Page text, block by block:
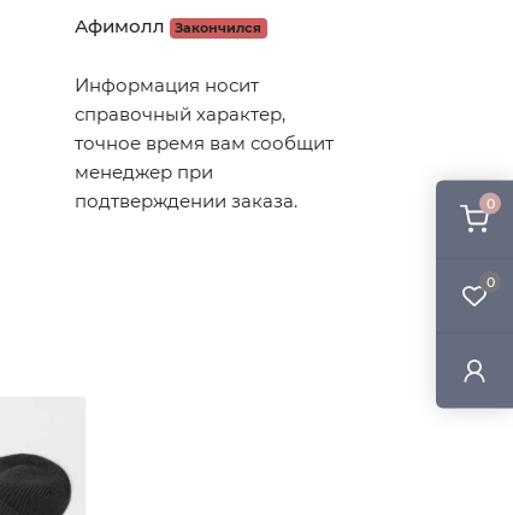
0
0
Афимолл Закончился
Информация носит
справочный характер,
точное время вам сообщит
менеджер при
подтверждении заказа.